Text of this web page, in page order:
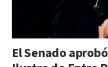
El Senado